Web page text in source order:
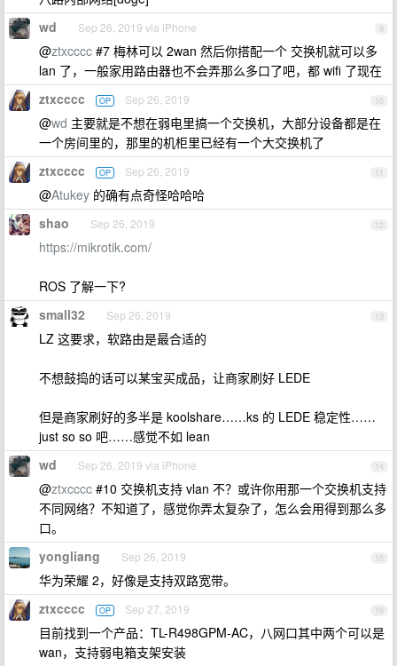
9
wd Sep 26, 2019 via iPhone
@ztxcccc #7 梅林可以 2wan 然后你搭配一个 交换机就可以多
lan 了，一般家用路由器也不会弄那么多口了吧，都 wifi 了现在
10
ztxcccc OP Sep 26, 2019
@wd 主要就是不想在弱电里搞一个交换机，大部分设备都是在
一个房间里的，那里的机柜里已经有一个大交换机了
11
ztxcccc OP Sep 26, 2019
@Atukey 的确有点奇怪哈哈哈
12
shao Sep 26, 2019
https://mikrotik.com/
ROS 了解一下?
13
small32 Sep 26, 2019
LZ 这要求，软路由是最合适的
不想鼓捣的话可以某宝买成品，让商家刷好 LEDE
但是商家刷好的多半是 koolshare……ks 的 LEDE 稳定性……
just so so 吧……感觉不如 lean
14
wd Sep 26, 2019 via iPhone
@ztxcccc #10 交换机支持 vlan 不？或许你用那一个交换机支持
不同网络？不知道了，感觉你弄太复杂了，怎么会用得到那么多
口。
15
yongliang Sep 26, 2019
华为荣耀 2，好像是支持双路宽带。
16
ztxcccc OP Sep 27, 2019
目前找到一个产品：TL-R498GPM-AC，八网口其中两个可以是
wan，支持弱电箱支架安装